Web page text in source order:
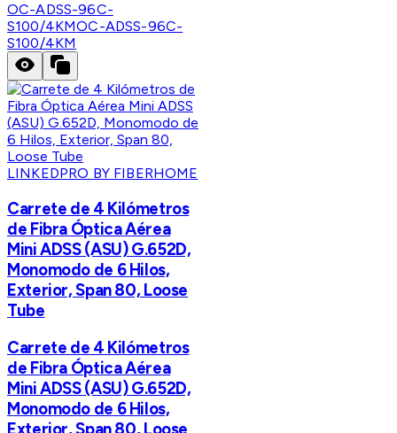
OC-ADSS-96C-
S100/4KMOC-ADSS-96C-
S100/4KM
LINKEDPRO BY FIBERHOME
Carrete de 4 Kilómetros
de Fibra Óptica Aérea
Mini ADSS (ASU) G.652D,
Monomodo de 6 Hilos,
Exterior, Span 80, Loose
Tube
Carrete de 4 Kilómetros
de Fibra Óptica Aérea
Mini ADSS (ASU) G.652D,
Monomodo de 6 Hilos,
Exterior, Span 80, Loose